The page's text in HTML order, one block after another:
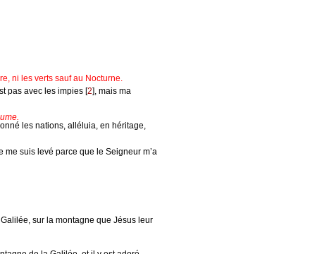
ni les verts sauf au Nocturne.
pas avec les impies [2], mais ma
les nations, alléluia, en héritage,
me suis levé parce que le Seigneur m’a
sur la montagne que Jésus leur